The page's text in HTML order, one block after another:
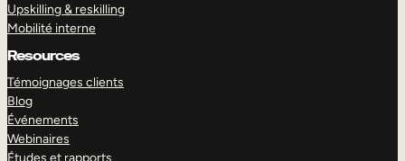
Upskilling & reskilling
Mobilité interne
Resources
Témoignages clients
Blog
Événements
Webinaires